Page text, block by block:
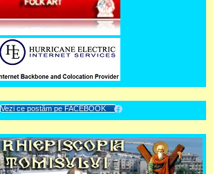
Vezi ce postăm pe FACEBOOK